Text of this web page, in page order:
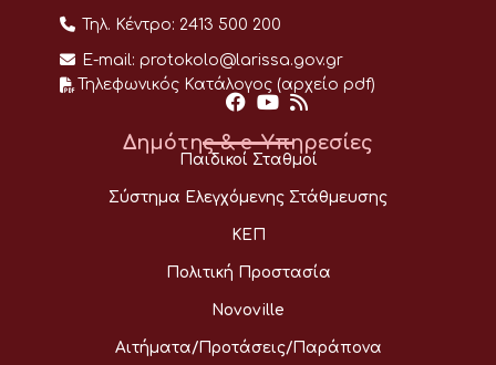
Τηλ. Κέντρο: 2413 500 200
E-mail: protokolo@larissa.gov.gr
Τηλεφωνικός Κατάλογος (αρχείο pdf)
Δημότης & e-Υπηρεσίες
Παιδικοί Σταθμοί
Σύστημα Ελεγχόμενης Στάθμευσης
ΚΕΠ
Πολιτική Προστασία
Novoville
Αιτήματα/Προτάσεις/Παράπονα